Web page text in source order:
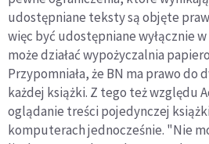
udostępniane teksty są objęte
więc być udostępniane wyłącznie
może działać wypożyczalnia
Przypomniała, że BN ma prawo do
każdej książki. Z tego też względu
oglądanie treści pojedynczej
komputerach jednocześnie. "Nie